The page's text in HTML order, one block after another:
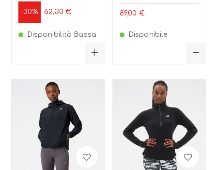
-30% 62,30 €
Disponibilità Bassa
89,00 €
Disponibile